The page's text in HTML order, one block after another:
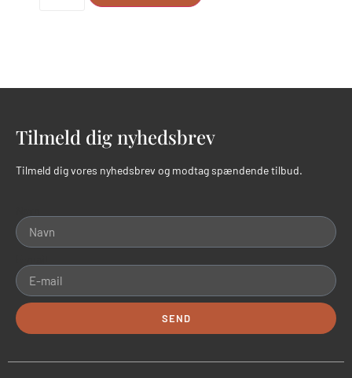
Tilmeld dig nyhedsbrev
Tilmeld dig vores nyhedsbrev og modtag spændende tilbud.
SEND